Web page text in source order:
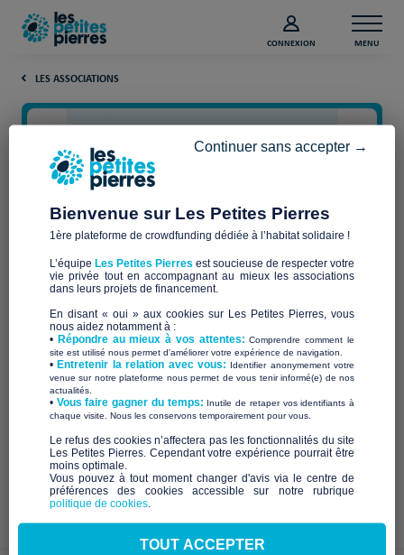
CONNEXION MENU
LES ASSOCIATIONS
BDH
Qui sommes-nous ?
À venir
Bienvenue sur Les Petites Pierres
1ère plateforme de crowdfunding dédiée à l’habitat solidaire !
L’équipe Les Petites Pierres est soucieuse de respecter votre
vie privée tout en accompagnant au mieux les associations
dans leurs projets de financement.
En disant « oui » aux cookies sur Les Petites Pierres, vous
nous aidez notamment à :
• Répondre au mieux à vos attentes:Comprendre comment le
site est utilisé nous permet d'améliorer votre expérience de navigation.
•Entretenir la relation avec vous: Identifier anonymement votre
venue sur notre plateforme nous permet de vous tenir informé(e) de nos
actualités.
​• Vous faire gagner du temps: Inutile de retaper vos identifiants à
chaque visite. Nous les conservons temporairement pour vous.
​Le refus des cookies n’affectera pas les fonctionnalités du site
Les Petites Pierres. Cependant votre expérience pourrait être
moins optimale.​
Vous pouvez à tout moment changer d'avis via le centre de
préférences des cookies accessible sur notre rubrique
politique de cookies
Continuer sans accepter →
TOUT ACCEPTER